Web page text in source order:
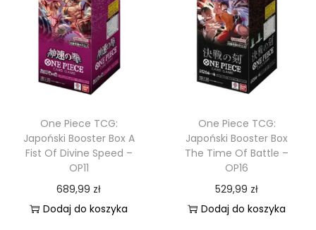
One Piece TCG:
Japoński Booster Box A
Fist Of Divine Speed –
OP11
689,99 zł
Dodaj do koszyka
One Piece TCG:
Japoński Booster Box
The Time Of Battle –
OP16
529,99 zł
Dodaj do koszyka